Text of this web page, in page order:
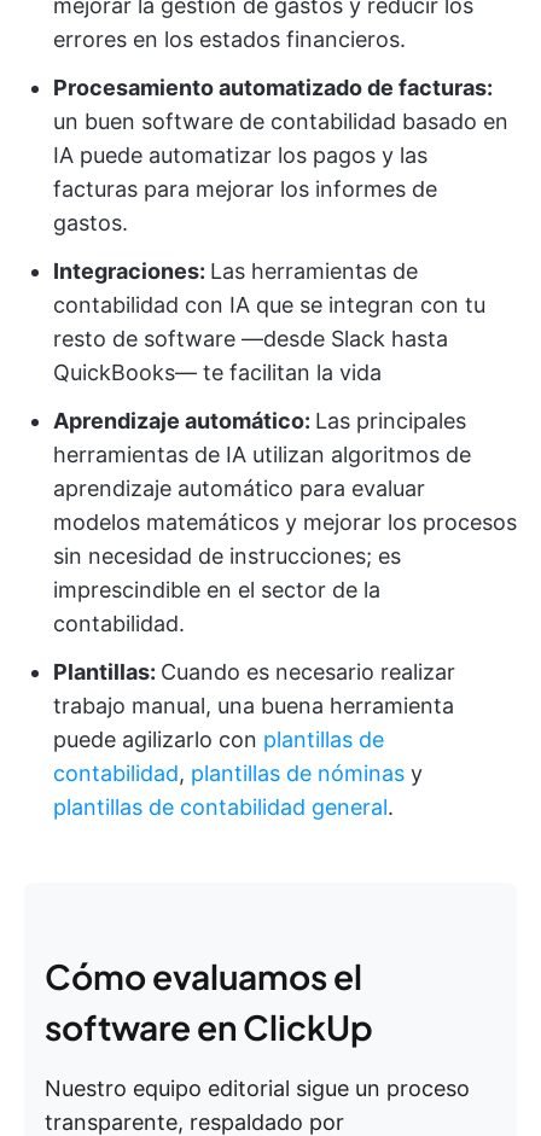
mejorar la gestión de gastos y reducir los
errores en los estados financieros.
Procesamiento automatizado de facturas:
un buen software de contabilidad basado en
IA puede automatizar los pagos y las
facturas para mejorar los informes de
gastos.
Integraciones: Las herramientas de
contabilidad con IA que se integran con tu
resto de software —desde Slack hasta
QuickBooks— te facilitan la vida
Aprendizaje automático: Las principales
herramientas de IA utilizan algoritmos de
aprendizaje automático para evaluar
modelos matemáticos y mejorar los procesos
sin necesidad de instrucciones; es
imprescindible en el sector de la
contabilidad.
Plantillas: Cuando es necesario realizar
trabajo manual, una buena herramienta
puede agilizarlo con plantillas de
contabilidad, plantillas de nóminas y
plantillas de contabilidad general.
Cómo evaluamos el
software en ClickUp
Nuestro equipo editorial sigue un proceso
transparente, respaldado por